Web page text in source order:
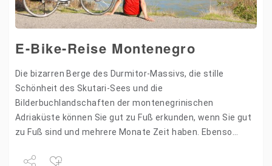
E-Bike-Reise Montenegro
Die bizarren Berge des Durmitor-Massivs, die stille
Schönheit des Skutari-Sees und die
Bilderbuchlandschaften der montenegrinischen
Adriaküste können Sie gut zu Fuß erkunden, wenn Sie gut
zu Fuß sind und mehrere Monate Zeit haben. Ebenso
weniger…